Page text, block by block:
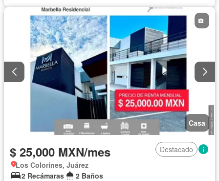
Casa
$ 25,000 MXN/mes
Destacado
Los Colorines, Juárez
2 Recámaras
2 Baños